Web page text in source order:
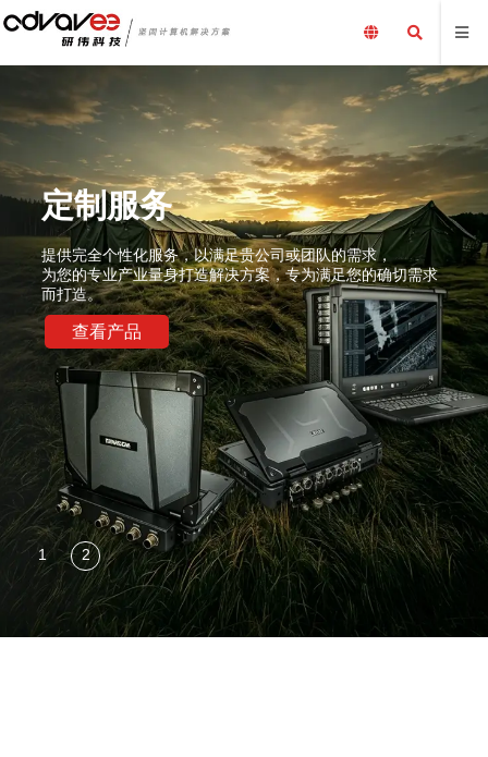
定制服务
提供完全个性化服务，以满足贵公司或团队的需求，
为您的专业产业量身打造解决方案，专为满足您的确切需求
而打造。
查看产品